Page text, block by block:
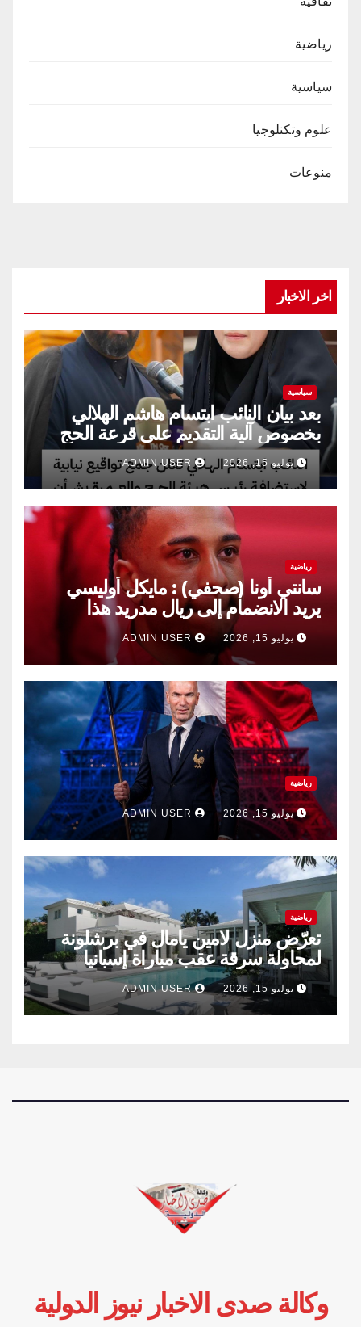
رياضية
سياسية
علوم وتكنلوجيا
منوعات
اخر الاخبار
سياسية
بعد بيان النائب ابتسام هاشم الهلالي
بخصوص آلية التقديم على قرعة الحج
يوليو 15, 2026
رياضية
سانتي أونا (صحفي) : مايكل أوليسي
يريد الانضمام إلى ريال مدريد هذا
الصيف.
يوليو 15, 2026 ADMIN USER
رياضية
يوليو 15, 2026
رياضية
تعرّض منزل لامين يامال في برشلونة
لمحاولة سرقة عقب مباراة إسبانيا
وفرنسا .
يوليو 15, 2026 ADMIN USER
وكالة صدى الاخبار نيوز الدولية